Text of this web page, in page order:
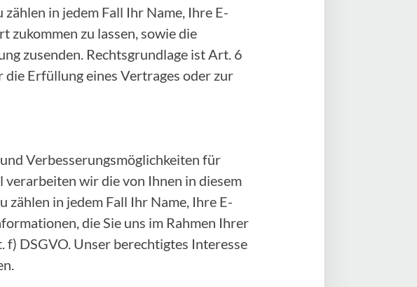
in jedem Fall Ihr Name, Ihre E-
zukommen zu lassen, sowie die
zusenden. Rechtsgrundlage ist Art. 6
Erfüllung eines Vertrages oder zur
Verbesserungsmöglichkeiten für
verarbeiten wir die von Ihnen in diesem
zählen in jedem Fall Ihr Name, Ihre E-
die Sie uns im Rahmen Ihrer
DSGVO. Unser berechtigtes Interesse